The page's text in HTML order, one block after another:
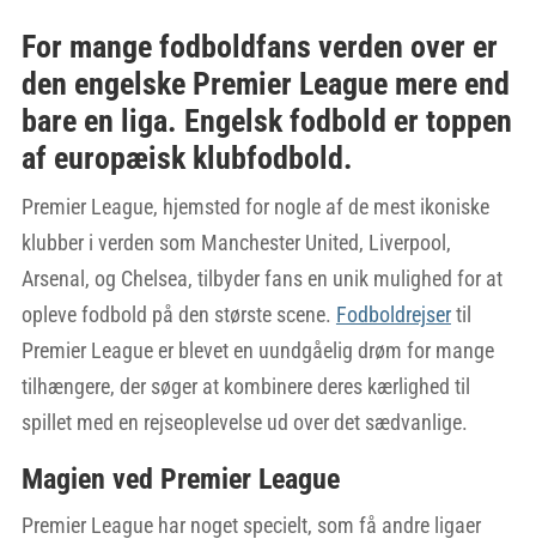
For mange fodboldfans verden over er
den engelske Premier League mere end
bare en liga. Engelsk fodbold er toppen
af europæisk klubfodbold.
Premier League, hjemsted for nogle af de mest ikoniske
klubber i verden som Manchester United, Liverpool,
Arsenal, og Chelsea, tilbyder fans en unik mulighed for at
opleve fodbold på den største scene. Fodboldrejsertil
Premier League er blevet en uundgåelig drøm for mange
tilhængere, der søger at kombinere deres kærlighed til
spillet med en rejseoplevelse ud over det sædvanlige.
Magien ved Premier League
Premier League har noget specielt, som få andre ligaer